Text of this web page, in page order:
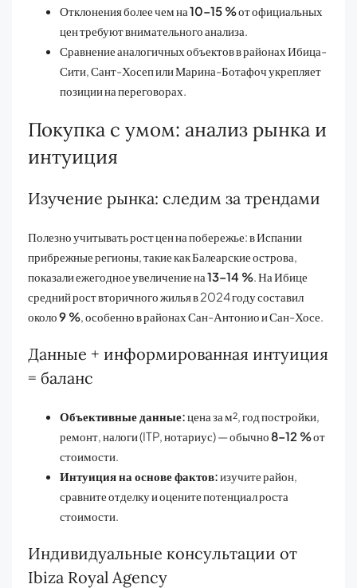
Отклонения более чем на10–15 %от официальных
цен требуют внимательного анализа.
Сравнение аналогичных объектов в районах Ибица-
Сити, Сант-Хосеп или Марина-Ботафоч укрепляет
позиции на переговорах.
Покупка с умом: анализ рынка и
интуиция
Изучение рынка: следим за трендами
Полезно учитывать рост цен на побережье: в Испании
прибрежные регионы, такие как Балеарские острова,
показали ежегодное увеличение на13–14 % . На Ибице
средний рост вторичного жилья в 2024 году составил
около9 % , особенно в районах Сан-Антонио и Сан-Хосе.
Данные + информированная интуиция
= баланс
Объективные данные:цена за м², год постройки,
ремонт, налоги (ITP, нотариус) — обычно8–12 %от
стоимости.
Интуиция на основе фактов:изучите район,
сравните отделку и оцените потенциал роста
стоимости.
Индивидуальные консультации от
Ibiza Royal Agency